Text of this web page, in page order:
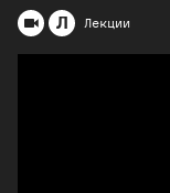
Л Лекции